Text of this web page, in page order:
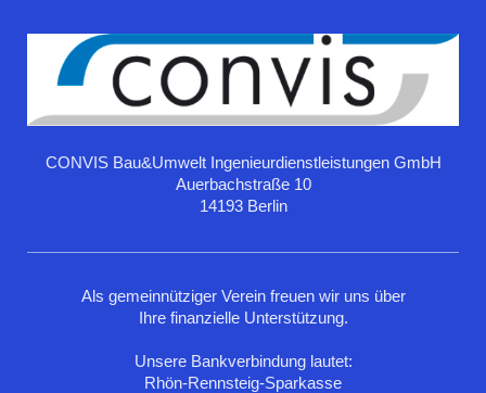
CONVIS Bau&Umwelt Ingenieurdienstleistungen GmbH
Auerbachstraße 10
14193 Berlin
Als gemeinnütziger Verein freuen wir uns über
Ihre finanzielle Unterstützung.
Unsere Bankverbindung lautet:
Rhön-Rennsteig-Sparkasse